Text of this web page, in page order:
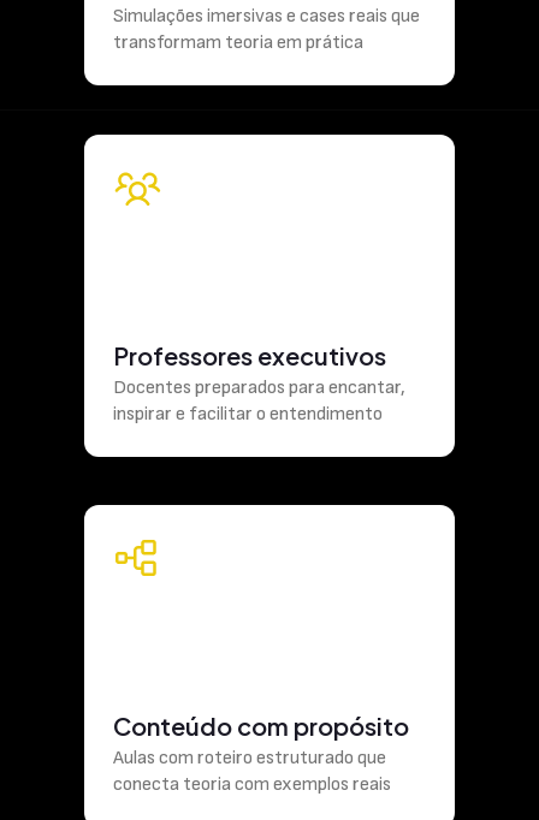
Simulações imersivas e cases reais que
transformam teoria em prática
Professores executivos
Docentes preparados para encantar,
inspirar e facilitar o entendimento
Conteúdo com propósito
Aulas com roteiro estruturado que
conecta teoria com exemplos reais